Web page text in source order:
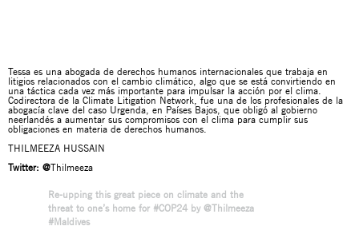
Tessa es una abogada de derechos humanos internacionales que trabaja en
litigios relacionados con el cambio climático, algo que se está convirtiendo en
una táctica cada vez más importante para impulsar la acción por el clima.
Codirectora de la Climate Litigation Network, fue una de los profesionales de la
abogacía clave del caso Urgenda, en Países Bajos, que obligó al gobierno
neerlandés a aumentar sus compromisos con el clima para cumplir sus
obligaciones en materia de derechos humanos.
THILMEEZA HUSSAIN
Twitter: @Thilmeeza
Re-upping this great piece on climate and the
threat to one’s home for #COP24 by @Thilmeeza
#Maldives